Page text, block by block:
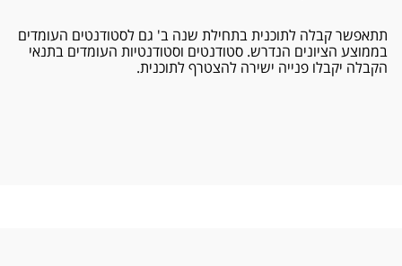
תתאפשר קבלה לתוכנית בתחילת שנה ב' גם לסטודנטים העומדים
בממוצע הציונים הנדרש. סטודנטים וסטודנטיות העומדים בתנאי
הקבלה יקבלו פנייה ישירה להצטרף לתוכנית.